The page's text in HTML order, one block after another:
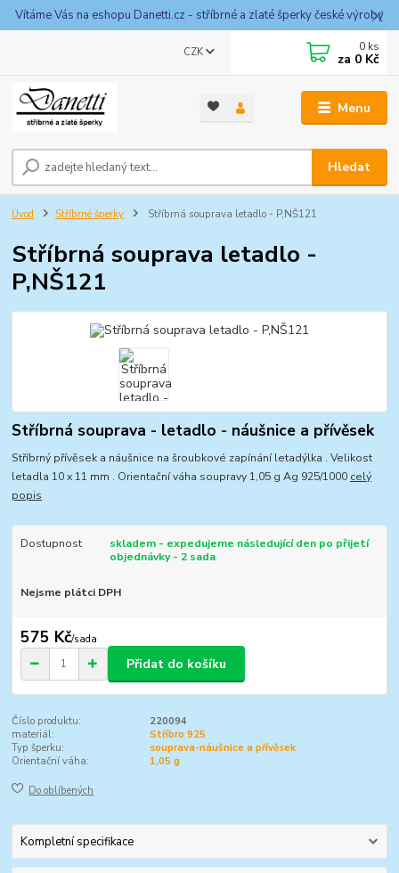
Vítáme Vás na eshopu Danetti.cz - stříbrné a zlaté šperky české výroby
Menu
CZK
Hledat
0 ks
za 0 Kč
Úvod Stříbrné šperky Stříbrná souprava letadlo - P,NŠ121
Stříbrná souprava letadlo -
P,NŠ121
Stříbrná souprava - letadlo - náušnice a přívěsek
Stříbrný přívěsek a náušnice na šroubkové zapínání letadýlka . Velikost
letadla 10 x 11 mm . Orientační váha soupravy 1,05 g Ag 925/1000 celý
popis
Dostupnost
skladem - expedujeme následující den po přijetí
objednávky - 2 sada
Nejsme plátci DPH
575 Kč/sada
Přidat do košíku
Číslo produktu:
220094
materiál:
Stříbro 925
Typ šperku:
souprava-náušnice a přívěsek
Orientační váha:
1,05 g
Do oblíbených
Kompletní specifikace